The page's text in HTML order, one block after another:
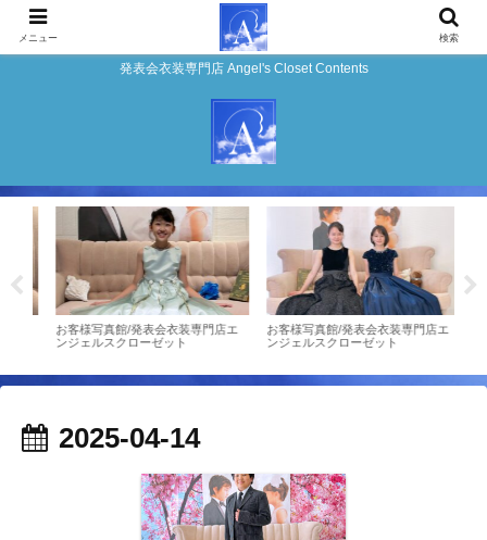
発表会衣装専門店 Angel's Closet Contents
お客様写真館/発表会衣装専門店エ
ンジェルスクローゼット
お客様写真館/発表会衣装専門店エ
ンジェルスクローゼット
2025-04-14
メニュー 検索